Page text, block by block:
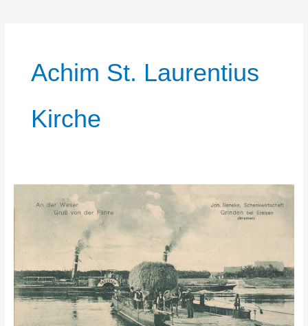
Achim St. Laurentius
Kirche